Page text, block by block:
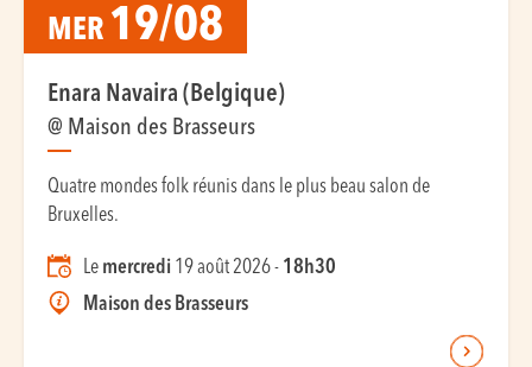
MER 19/08
Enara Navaira (Belgique)
@ Maison des Brasseurs
Quatre mondes folk réunis dans le plus beau salon de
Bruxelles.
Le mercredi 19 août 2026 - 18h30
Maison des Brasseurs